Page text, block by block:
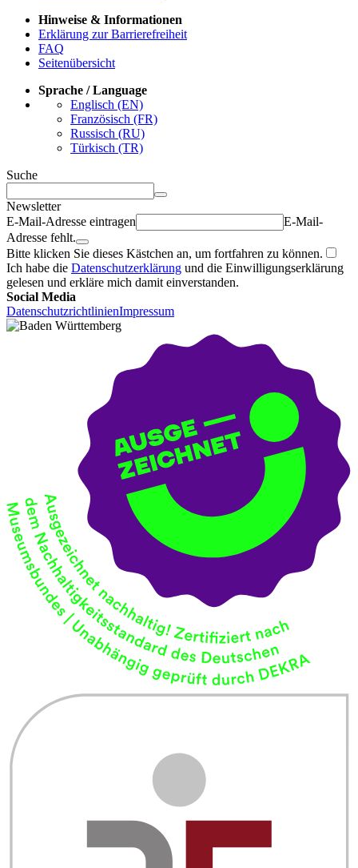
Hinweise & Informationen
Erklärung zur Barrierefreiheit
FAQ
Seitenübersicht
Sprache / Language
Englisch (EN)
Französisch (FR)
Russisch (RU)
Türkisch (TR)
Suche
Newsletter
E-Mail-Adresse eintragen
E-Mail-
Adresse fehlt.
Bitte klicken Sie dieses Kästchen an, um fortfahren zu können.
Ich habe die Datenschutzerklärung und die Einwilligungserklärung
gelesen und erkläre mich damit einverstanden.
Social Media
DatenschutzrichtlinienImpressum